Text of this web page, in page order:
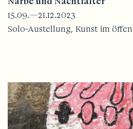
15.09.—21.12.2023
Solo-Austellung, Kunst im